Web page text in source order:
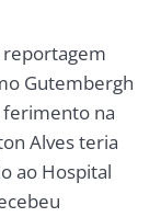
reportagem
Gutembergh
ferimento na
Alves teria
ao Hospital